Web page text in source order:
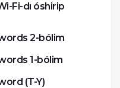
Fi-dı óshirip
2-bólim
1-bólim
(T-Y)